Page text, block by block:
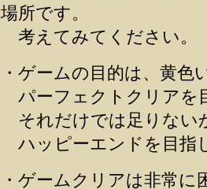
場所です。
考えてみてください。
・ゲームの目的は、黄
パーフェクトクリアを
それだけでは足りない
ハッピーエンドを目指
・ゲームクリアは非常に